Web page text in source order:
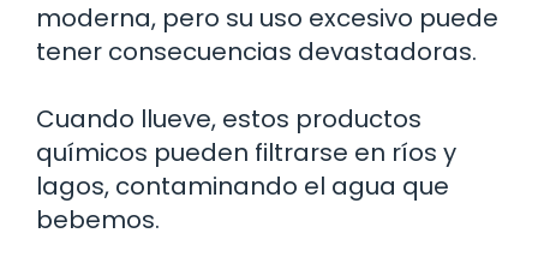
moderna, pero su uso excesivo puede
tener consecuencias devastadoras.
Cuando llueve, estos productos
químicos pueden filtrarse en ríos y
lagos, contaminando el agua que
bebemos.